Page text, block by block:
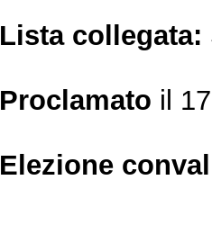
Lista collegata:
Proclamato il
Elezione